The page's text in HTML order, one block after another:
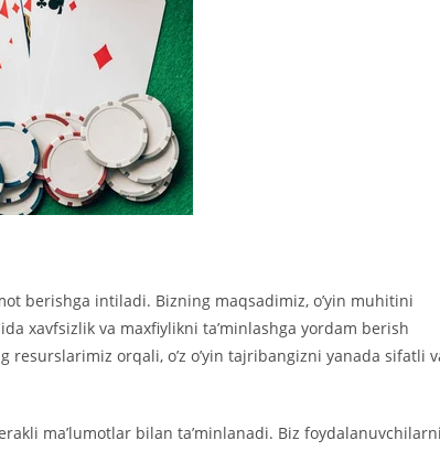
berishga intiladi. Bizning maqsadimiz, o’yin muhitini
xavfsizlik va maxfiylikni ta’minlashga yordam berish
orqali, o’z o’yin tajribangizni yanada sifatli
ma’lumotlar bilan ta’minlanadi. Biz